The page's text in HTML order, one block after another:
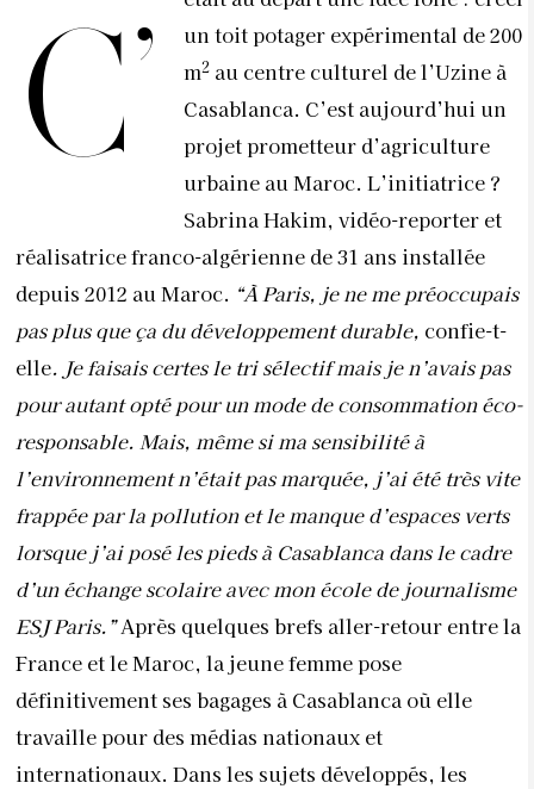
C’
un toit potager expérimental de 200
m2 au centre culturel de l’Uzine à
Casablanca. C’est aujourd’hui un
projet prometteur d’agriculture
urbaine au Maroc. L’initiatrice ?
Sabrina Hakim, vidéo-reporter et
réalisatrice franco-algérienne de 31 ans installée
depuis 2012 au Maroc. “À Paris, je ne me préoccupais
pas plus que ça du développement durable, confie-t-
elle. Je faisais certes le tri sélectif mais je n’avais pas
pour autant opté pour un mode de consommation éco-
responsable. Mais, même si ma sensibilité à
l’environnement n’était pas marquée, j’ai été très vite
frappée par la pollution et le manque d’espaces verts
lorsque j’ai posé les pieds à Casablanca dans le cadre
d’un échange scolaire avec mon école de journalisme
ESJ Paris.”Après quelques brefs aller-retour entre la
France et le Maroc, la jeune femme pose
définitivement ses bagages à Casablanca où elle
travaille pour des médias nationaux et
internationaux. Dans les sujets développés, les